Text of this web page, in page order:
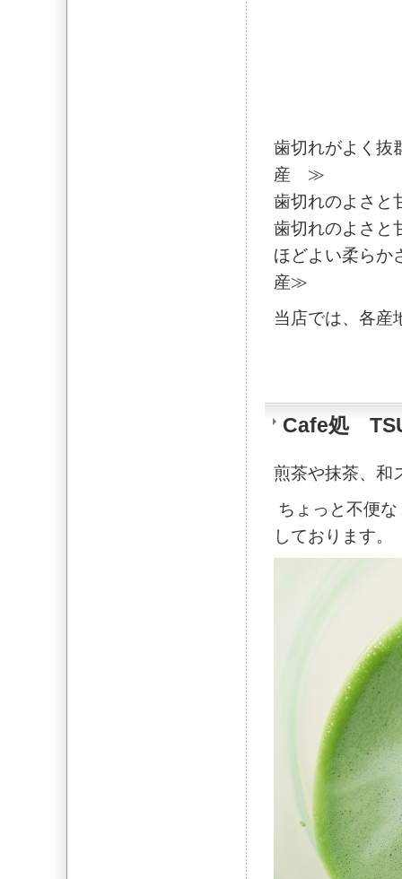
歯切れがよく
産 ≫
歯切れのよさ
歯切れのよさ
ほどよい柔ら
産≫
当店では、各産
Cafe処
煎茶や抹茶、和
ちょっと不便
しております。